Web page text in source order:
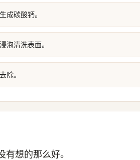
成碳酸钙。
泡清洗表面。
除。
想的那么好。